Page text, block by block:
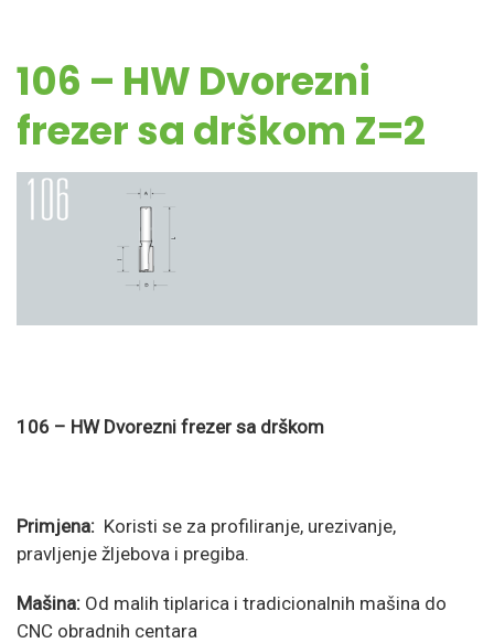
106 – HW Dvorezni
frezer sa drškom Z=2
106 – HW Dvorezni frezer sa drškom
Primjena: Koristi se za profiliranje, urezivanje,
pravljenje žljebova i pregiba.
Mašina: Od malih tiplarica i tradicionalnih mašina do
CNC obradnih centara